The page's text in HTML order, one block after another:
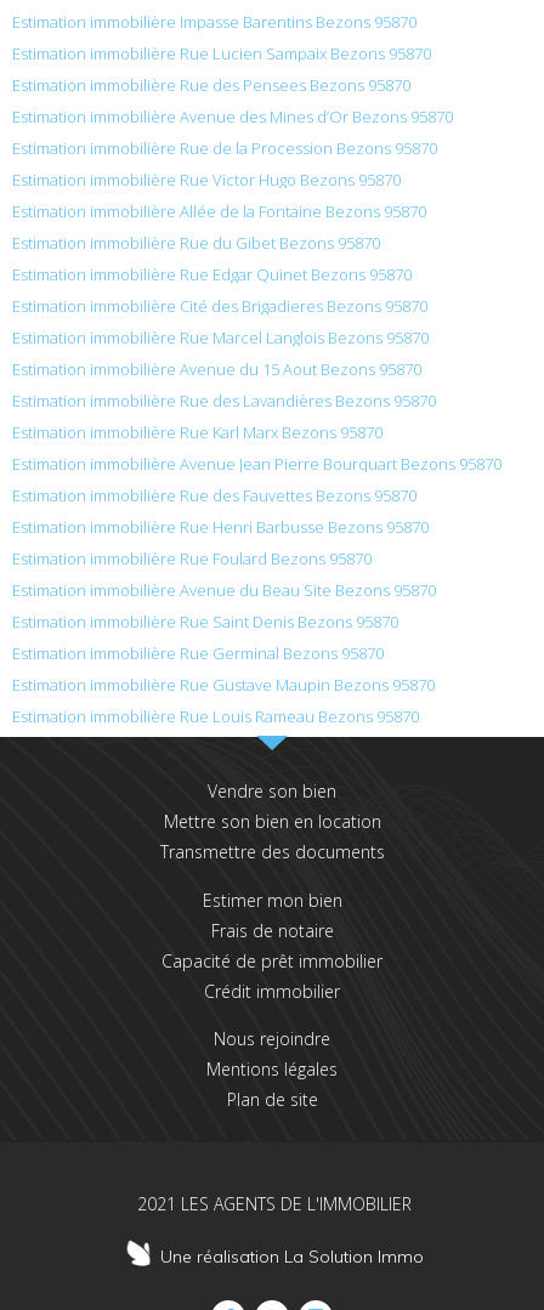
Estimation immobilière Impasse Barentins Bezons 95870
Estimation immobilière Rue Lucien Sampaix Bezons 95870
Estimation immobilière Rue des Pensees Bezons 95870
Estimation immobilière Avenue des Mines d’Or Bezons 95870
Estimation immobilière Rue de la Procession Bezons 95870
Estimation immobilière Rue Victor Hugo Bezons 95870
Estimation immobilière Allée de la Fontaine Bezons 95870
Estimation immobilière Rue du Gibet Bezons 95870
Estimation immobilière Rue Edgar Quinet Bezons 95870
Estimation immobilière Cité des Brigadieres Bezons 95870
Estimation immobilière Rue Marcel Langlois Bezons 95870
Estimation immobilière Avenue du 15 Aout Bezons 95870
Estimation immobilière Rue des Lavandières Bezons 95870
Estimation immobilière Rue Karl Marx Bezons 95870
Estimation immobilière Avenue Jean Pierre Bourquart Bezons 95870
Estimation immobilière Rue des Fauvettes Bezons 95870
Estimation immobilière Rue Henri Barbusse Bezons 95870
Estimation immobilière Rue Foulard Bezons 95870
Estimation immobilière Avenue du Beau Site Bezons 95870
Estimation immobilière Rue Saint Denis Bezons 95870
Estimation immobilière Rue Germinal Bezons 95870
Estimation immobilière Rue Gustave Maupin Bezons 95870
Estimation immobilière Rue Louis Rameau Bezons 95870
Vendre son bien
Mettre son bien en location
Transmettre des documents
Estimer mon bien
Frais de notaire
Capacité de prêt immobilier
Crédit immobilier
Nous rejoindre
Mentions légales
Plan de site
2021 LES AGENTS DE L'IMMOBILIER
Une réalisation La Solution Immo